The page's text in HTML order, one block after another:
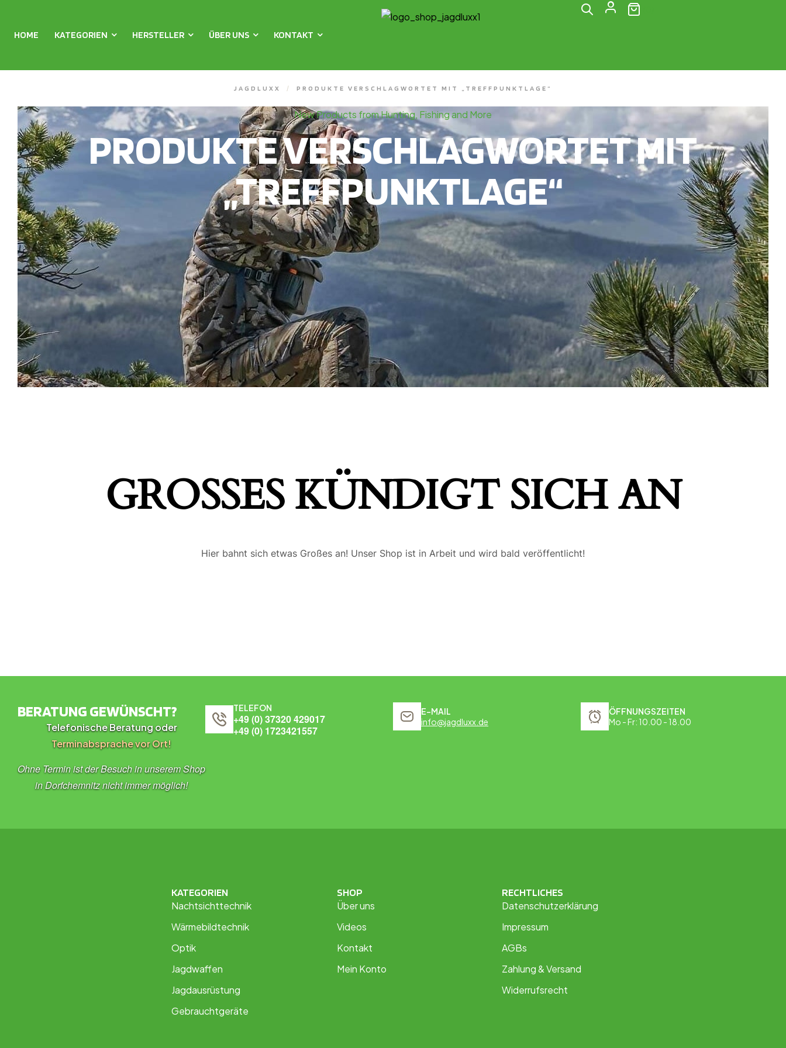
HOME KATEGORIEN HERSTELLER ÜBER UNS KONTAKT
JAGDLUXX / PRODUKTE VERSCHLAGWORTET MIT „TREFFPUNKTLAGE“
New Products from Hunting, Fishing and More
PRODUKTE VERSCHLAGWORTET MIT
„TREFFPUNKTLAGE“
GROSSES KÜNDIGT SICH AN
Hier bahnt sich etwas Großes an! Unser Shop ist in Arbeit und wird bald veröffentlicht!
BERATUNG GEWÜNSCHT?
Telefonische Beratung oder
Terminabsprache vor Ort!
Ohne Termin ist der Besuch in unserem Shop
in Dorfchemnitz nicht immer möglich!
TELEFON
+49 (0) 37320 429017
+49 (0) 1723421557
E-MAIL
info@jagdluxx.de
ÖFFNUNGSZEITEN
Mo - Fr: 10.00 - 18.00
KATEGORIEN
Nachtsichttechnik
Wärmebildtechnik
Optik
Jagdwaffen
Jagdausrüstung
Gebrauchtgeräte
SHOP
Über uns
Videos
Kontakt
Mein Konto
RECHTLICHES
Datenschutzerklärung
Impressum
AGBs
Zahlung & Versand
Widerrufsrecht